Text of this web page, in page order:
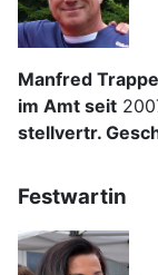
Manfred Trappe
im Amt seit
stellvertr.
Festwartin